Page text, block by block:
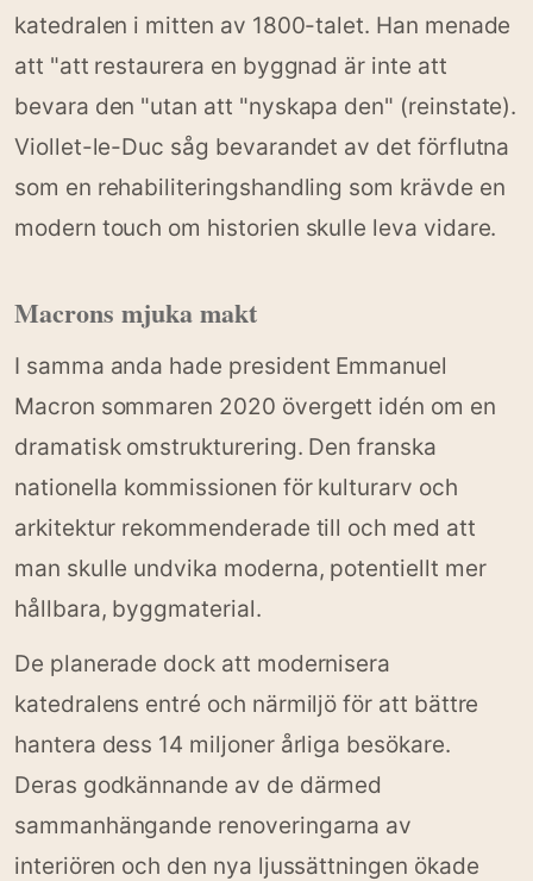
katedralen i mitten av 1800-talet. Han menade
att "att restaurera en byggnad är inte att
bevara den "utan att "nyskapa den" (reinstate).
Viollet-le-Duc såg bevarandet av det förflutna
som en rehabiliteringshandling som krävde en
modern touch om historien skulle leva vidare.
Macrons mjuka makt
I samma anda hade president Emmanuel
Macron sommaren 2020 övergett idén om en
dramatisk omstrukturering. Den franska
nationella kommissionen för kulturarv och
arkitektur rekommenderade till och med att
man skulle undvika moderna, potentiellt mer
hållbara, byggmaterial.
De planerade dock att modernisera
katedralens entré och närmiljö för att bättre
hantera dess 14 miljoner årliga besökare.
Deras godkännande av de därmed
sammanhängande renoveringarna av
interiören och den nya ljussättningen ökade